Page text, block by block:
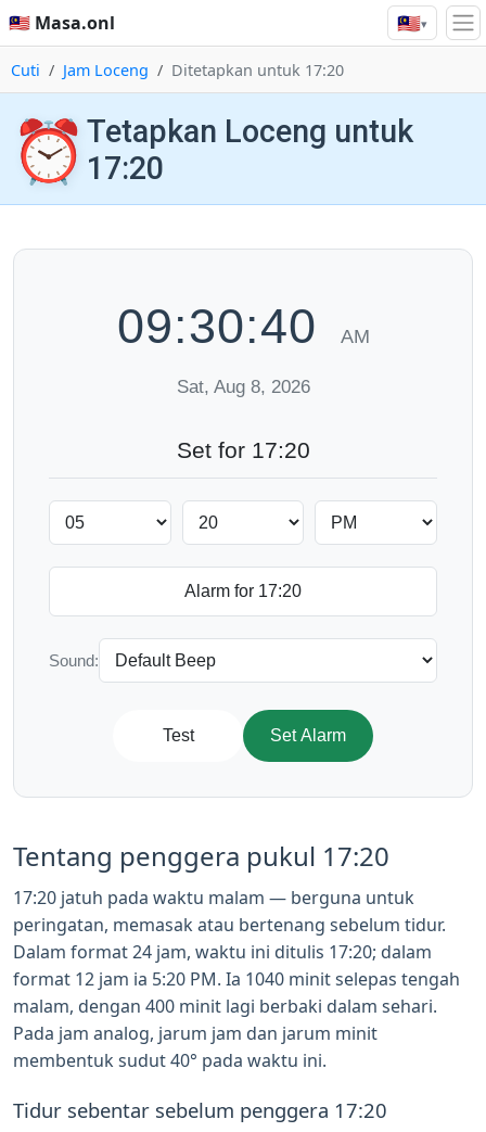
🇲🇾 Masa.onl 🇲🇾▾
Cuti Jam Loceng Ditetapkan untuk 17:20
⏰ Tetapkan Loceng untuk
17:20
09:30:41 AM
Sat, Aug 8, 2026
Set for 17:20
Sound:
Test Set Alarm
Tentang penggera pukul 17:20
17:20 jatuh pada waktu malam — berguna untuk
peringatan, memasak atau bertenang sebelum tidur.
Dalam format 24 jam, waktu ini ditulis 17:20; dalam
format 12 jam ia 5:20 PM. Ia 1040 minit selepas tengah
malam, dengan 400 minit lagi berbaki dalam sehari.
Pada jam analog, jarum jam dan jarum minit
membentuk sudut 40° pada waktu ini.
Tidur sebentar sebelum penggera 17:20